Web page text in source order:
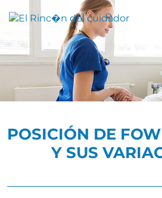
POSICIÓN DE
Y SUS